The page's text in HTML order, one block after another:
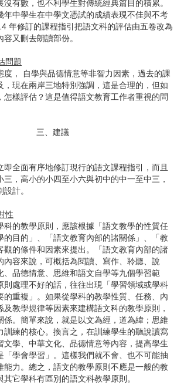
有數，也不利學生對傳統經典篇目的積累。
年中學生在中學文憑試的成績表現不佳與不考
年修訂的課程指引把語文科的評估由五卷改為
又刪去朗讀部份。
問題
， 自學與品德情意等非智力因素，過去的課
，現在兩岸三地特別強調，這是合理的，但如
怎樣評估？這是值得語文教育工作者重視的問
三、建議
全面有序地修訂現行的語文課程指引，而且
，高小的小四至小六與初中的中一至中三，
計。
性
的教學原則，應該根據「語文教學的性質任
的目的」、「語文教育內部的諸關係」、「教
觀的條件和因素來提出。「語文教育內部的諸
內容來說，可概括為閱讀、寫作、聆聽、說
、品德情意、思維和語文自學等九個學習範
則處理不好的話，往往出現「學習領域或學科
的重複」。如果從學科的教學性質、任務、內
教學規律等因素來建構語文科的教學原則，
係。簡單來說，就是以文為經，道為緯；思維
訓練的核心。換言之，在訓練學生的聽說讀寫
文學、中華文化、品德情意等內容，提高學生
「學會學習」。這樣我們就不會、也不可能抽
能力。總之，語文的教學原則不應是一般的教
它學科有區別的語文科教學原則。